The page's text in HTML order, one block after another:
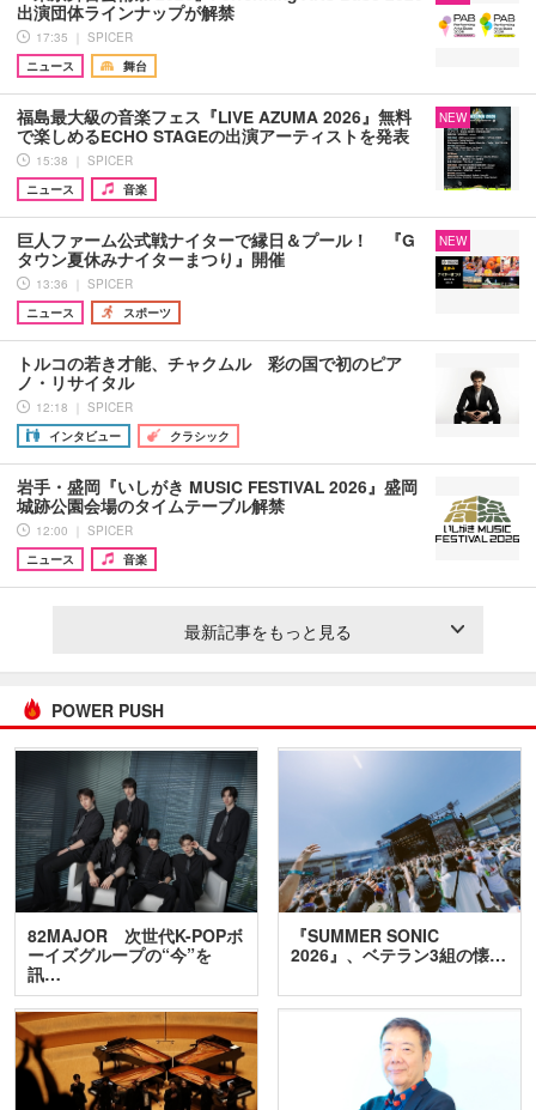
出演団体ラインナップが解禁
17:35 ｜ SPICER
ニュース
舞台
福島最大級の音楽フェス『LIVE AZUMA 2026』無料
で楽しめるECHO STAGEの出演アーティストを発表
15:38 ｜ SPICER
ニュース
音楽
NEW
巨人ファーム公式戦ナイターで縁日＆プール！ 『G
タウン夏休みナイターまつり』開催
13:36 ｜ SPICER
ニュース
スポーツ
NEW
トルコの若き才能、チャクムル 彩の国で初のピア
ノ・リサイタル
12:18 ｜ SPICER
インタビュー
クラシック
岩手・盛岡『いしがき MUSIC FESTIVAL 2026』盛岡
城跡公園会場のタイムテーブル解禁
12:00 ｜ SPICER
ニュース
音楽
最新記事をもっと見る
POWER PUSH
82MAJOR 次世代K-POPボ
ーイズグループの“今”を
訊…
『SUMMER SONIC
2026』、ベテラン3組の懐…